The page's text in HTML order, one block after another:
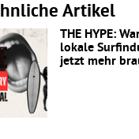
Artikel
THE HYPE:
lokale
jetzt mehr